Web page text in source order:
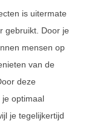
is uitermate
gebruikt. Door je
mensen op
van de
deze
optimaal
je tegelijkertijd